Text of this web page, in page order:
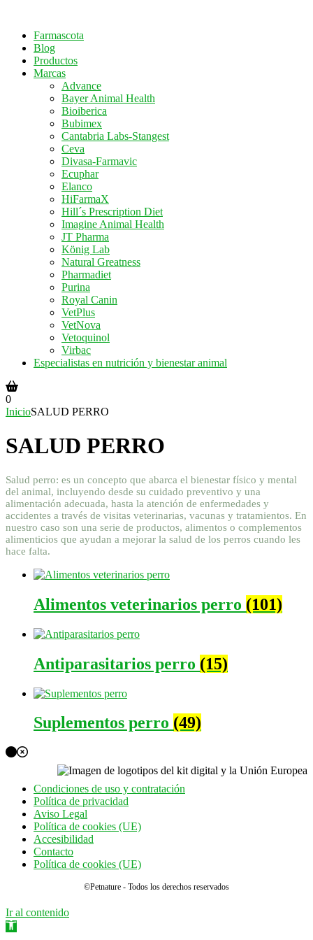
contenidoFarmascota
Blog
Productos
Marcas
Advance
Bayer Animal Health
Bioiberica
Bubimex
Cantabria Labs-Stangest
Ceva
Divasa-Farmavic
Ecuphar
Elanco
HiFarmaX
Hill´s Prescription Diet
Imagine Animal Health
JT Pharma
König Lab
Natural Greatness
Pharmadiet
Purina
Royal Canin
VetPlus
VetNova
Vetoquinol
Virbac
Especialistas en nutrición y bienestar animal
0
InicioSALUD PERRO
SALUD PERRO
Salud perro: es un concepto que abarca el bienestar físico y mental
del animal, incluyendo desde su cuidado preventivo y una
alimentación adecuada, hasta la atención de enfermedades y
accidentes a través de visitas veterinarias, vacunas y tratamientos. En
nuestro caso son una serie de productos, alimentos o complementos
alimenticios que ayudan a mejorar la salud de los perros cuando les
hace falta.
Alimentos veterinarios perro (101)
Antiparasitarios perro (15)
Suplementos perro (49)
Condiciones de uso y contratación
Política de privacidad
Aviso Legal
Política de cookies (UE)
Accesibilidad
Contacto
Política de cookies (UE)
©Petnature - Todos los derechos reservados
Ir al contenido
Abrir barra de herramientas